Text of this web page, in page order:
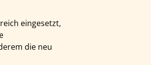
eingesetzt,
die neu